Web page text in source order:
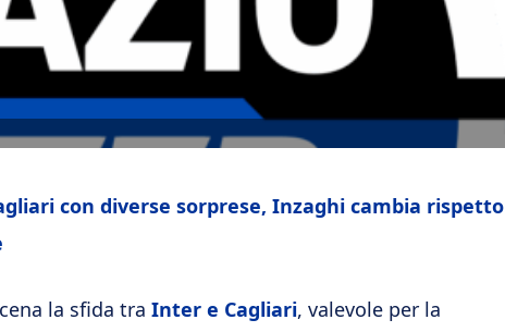
con diverse sorprese, Inzaghi cambia rispetto
la sfida tra Inter e Cagliari, valevole per la